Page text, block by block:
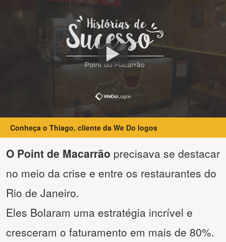
Conheça o Thiago, cliente da We Do logos
O Point de Macarrão precisava se destacar
no meio da crise e entre os restaurantes do
Rio de Janeiro.
Eles Bolaram uma estratégia incrível e
cresceram o faturamento em mais de 80%.